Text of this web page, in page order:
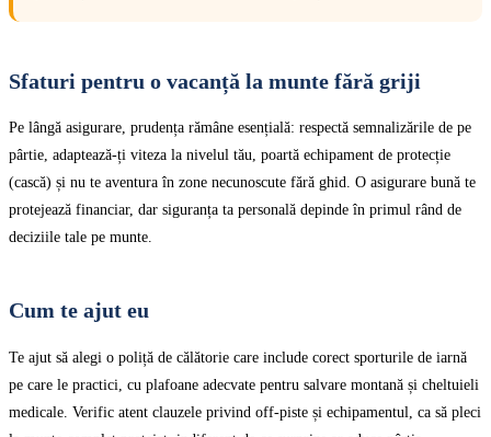
Sfaturi pentru o vacanță la munte fără griji
Pe lângă asigurare, prudența rămâne esențială: respectă semnalizările de pe
pârtie, adaptează-ți viteza la nivelul tău, poartă echipament de protecție
(cască) și nu te aventura în zone necunoscute fără ghid. O asigurare bună te
protejează financiar, dar siguranța ta personală depinde în primul rând de
deciziile tale pe munte.
Cum te ajut eu
Te ajut să alegi o poliță de călătorie care include corect sporturile de iarnă
pe care le practici, cu plafoane adecvate pentru salvare montană și cheltuieli
medicale. Verific atent clauzele privind off-piste și echipamentul, ca să pleci